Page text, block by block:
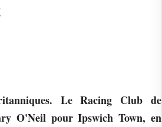
Le Racing Club de
O'Neil pour Ipswich Town, en